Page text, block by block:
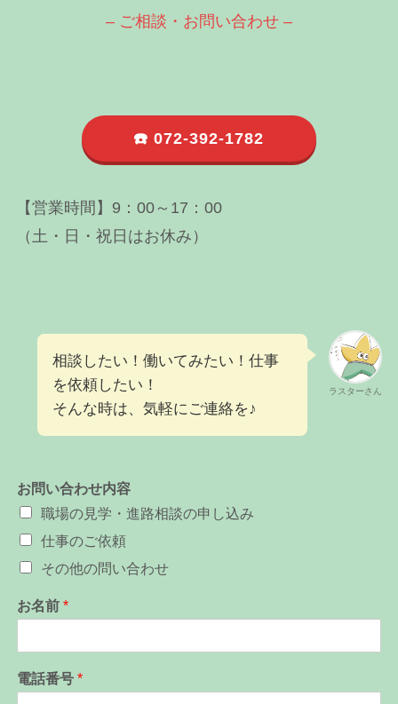
– ご相談・お問い合わせ –
☎️ 072-392-1782
【営業時間】9：00～17：00
（土・日・祝日はお休み）
ラスターさん
相談したい！働いてみたい！仕事
を依頼したい！
そんな時は、気軽にご連絡を♪
お問い合わせ内容
職場の見学・進路相談の申し込み
仕事のご依頼
その他の問い合わせ
お名前 *
電話番号 *